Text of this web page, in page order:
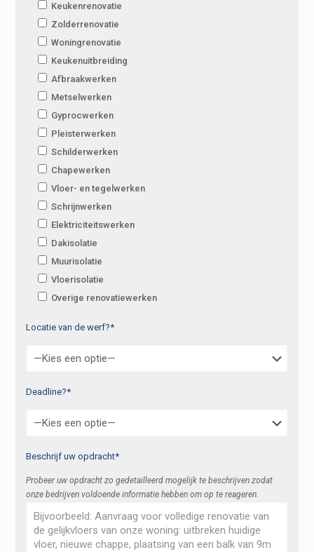
Keukenrenovatie
Zolderrenovatie
Woningrenovatie
Keukenuitbreiding
Afbraakwerken
Metselwerken
Gyprocwerken
Pleisterwerken
Schilderwerken
Chapewerken
Vloer- en tegelwerken
Schrijnwerken
Elektriciteitswerken
Dakisolatie
Muurisolatie
Vloerisolatie
Overige renovatiewerken
Locatie van de werf?*
Deadline?*
Beschrijf uw opdracht*
Probeer uw opdracht zo gedetailleerd mogelijk te beschrijven zodat
onze bedrijven voldoende informatie hebben om op te reageren.